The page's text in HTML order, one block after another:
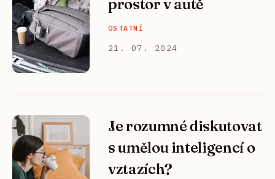
prostor v autě
OSTATNÍ
21. 07. 2024
Je rozumné diskutovat
s umělou inteligencí o
vztazích?